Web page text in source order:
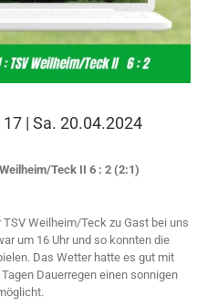
| Sa. 20.04.2024
Teck II 6 : 2 (2:1)
Weilheim/Teck zu Gast bei uns
um 16 Uhr und so konnten die
Das Wetter hatte es gut mit
Dauerregen einen sonnigen